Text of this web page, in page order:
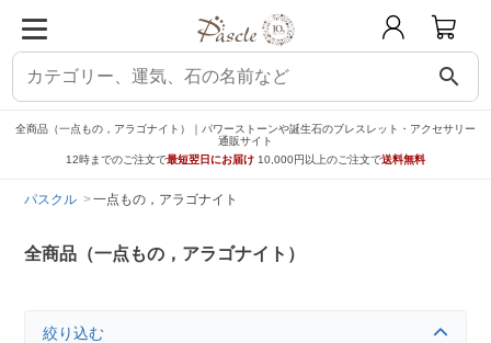
search
全商品（一点もの，アラゴナイト）｜パワーストーンや誕生石のブレスレット・アクセサリー
通販サイト
12時までのご注文で最短翌日にお届け 10,000円以上のご注文で送料無料
パスクル 一点もの，アラゴナイト
全商品（一点もの，アラゴナイト）
絞り込む